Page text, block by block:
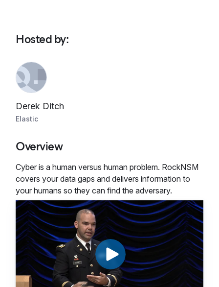
Hosted by:
Derek Ditch
Elastic
Overview
Cyber is a human versus human problem. RockNSM
covers your data gaps and delivers information to
your humans so they can find the adversary.